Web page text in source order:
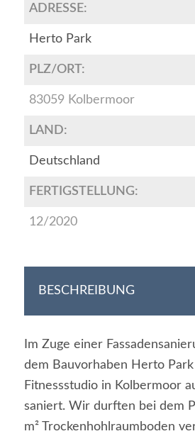
ADRESSE:
Herto Park
PLZ/ORT:
83059 Kolbermoor
LAND:
Deutschland
FERTIGSTELLUNG:
12/2020
BESCHREIBUNG
Im Zuge einer
dem Bauvorhaben Herto
Fitnessstudio in Kolbermoor
saniert. Wir durften bei dem
m² Trockenhohlraumboden